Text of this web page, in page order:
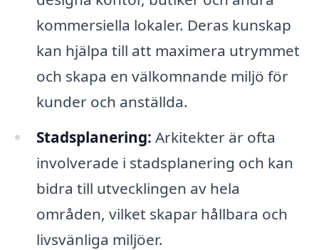
kommersiella lokaler. Deras kunskap
kan hjälpa till att maximera utrymmet
och skapa en välkomnande miljö för
kunder och anställda.
Stadsplanering: Arkitekter är ofta
involverade i stadsplanering och kan
bidra till utvecklingen av hela
områden, vilket skapar hållbara och
livsvänliga miljöer.